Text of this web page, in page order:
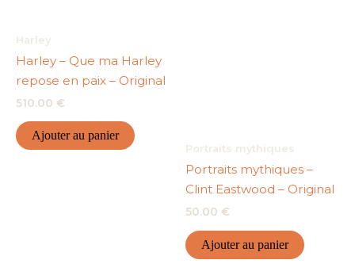
Harley
Harley – Que ma Harley
repose en paix – Original
510.00 €
Ajouter au panier
Portraits mythiques
Portraits mythiques –
Clint Eastwood – Original
50.00 €
Ajouter au panier